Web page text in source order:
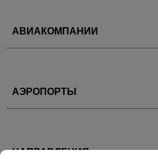
АВИАКОМПАНИИ
АЭРОПОРТЫ
НАПРАВЛЕНИЯ